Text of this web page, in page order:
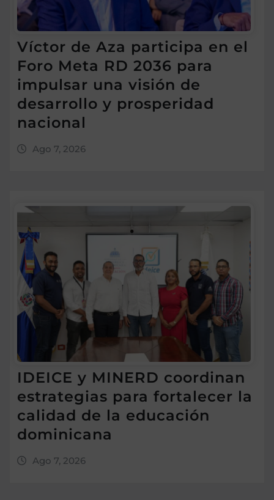
Víctor de Aza participa en el
Foro Meta RD 2036 para
impulsar una visión de
desarrollo y prosperidad
nacional
Ago 7, 2026
IDEICE y MINERD coordinan
estrategias para fortalecer la
calidad de la educación
dominicana
Ago 7, 2026